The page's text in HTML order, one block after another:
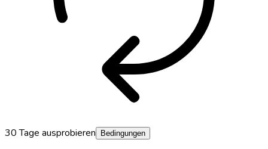
30 Tage ausprobieren Bedingungen